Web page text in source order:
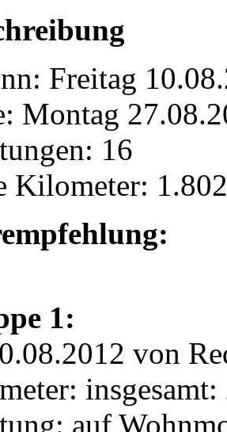
Freitag
Montag
16
Kilometer:
1:
von
auf